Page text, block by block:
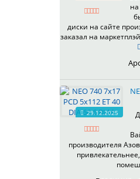
337
401
408
410
411
414
417
67,1
70,1
72,6
73,1
74,1
75.1
78.1
MG
MGM
OrD
SL
W
WB
WD
диски на сайте
заказал на
29.12.2025
производителя